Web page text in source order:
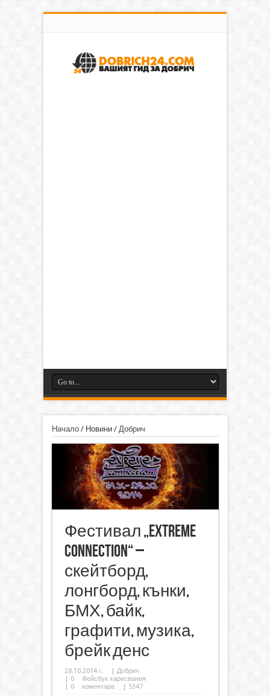
Начало/ Новини/ Добрич
Фестивал „Extreme
connection“ –
скейтборд,
лонгборд, кънки,
БМХ, байк,
графити, музика,
брейк денс
28.10.2014 г. | Добрич
| 0
Фейсбук харесвания
| 0 коментара | 5347